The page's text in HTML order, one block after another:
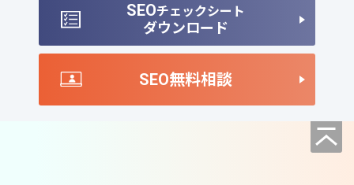
SEOチェックシート
ダウンロード
SEO無料相談